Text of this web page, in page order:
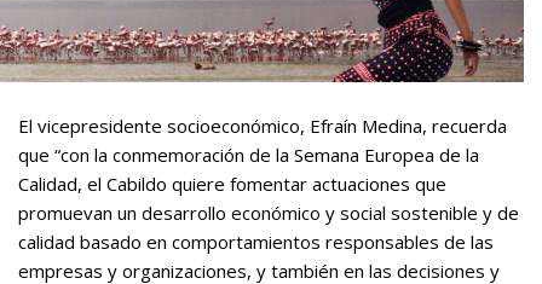
El vicepresidente socioeconómico, Efraín Medina, recuerda
que “con la conmemoración de la Semana Europea de la
Calidad, el Cabildo quiere fomentar actuaciones que
promuevan un desarrollo económico y social sostenible y de
calidad basado en comportamientos responsables de las
empresas y organizaciones, y también en las decisiones y